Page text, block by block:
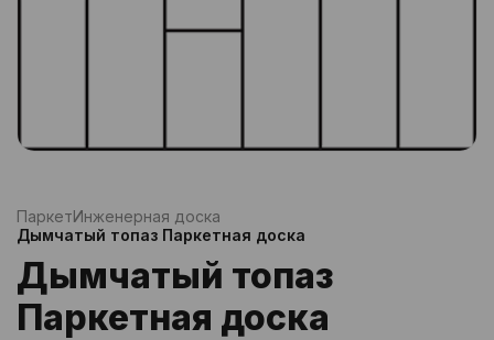
ПаркетИнженерная доска
Дымчатый топаз Паркетная доска
Дымчатый топаз
Паркетная доска